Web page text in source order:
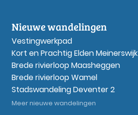
Nieuwe wandelingen
Vestingwerkpad
Kort en Prachtig Elden Meinerswijk
Brede rivierloop Maasheggen
Brede rivierloop Wamel
Stadswandeling Deventer 2
Meer nieuwe wandelingen